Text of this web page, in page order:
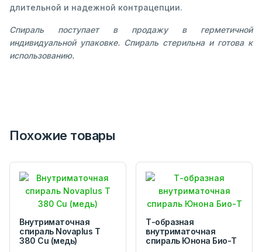
длительной и надежной контрацепции.
Спираль поступает в продажу в герметичной
индивидуальной упаковке. Спираль стерильна и готова к
использованию.
Похожие товары
Внутриматочная
спираль Novaplus T
380 Cu (медь)
Т-образная
внутриматочная
спираль Юнона Био-Т